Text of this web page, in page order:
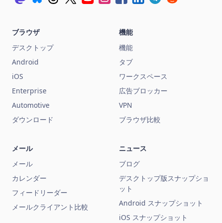
ブラウザ
デスクトップ
Android
iOS
Enterprise
Automotive
ダウンロード
機能
機能
タブ
ワークスペース
広告ブロッカー
VPN
ブラウザ比較
メール
メール
カレンダー
フィードリーダー
メールクライアント比較
ニュース
ブログ
デスクトップ版スナップショ
ット
Android スナップショット
iOS スナップショット